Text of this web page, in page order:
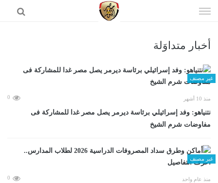
الى
أخبار متداوَلة
غير مصنف
منذ 10 أشهر 0
نتنياهو: وفد إسرائيلي برئاسة ديرمر يصل مصر غدا للمشاركة فى
مفاوضات شرم الشيخ
غير مصنف
منذ عام واحد 0